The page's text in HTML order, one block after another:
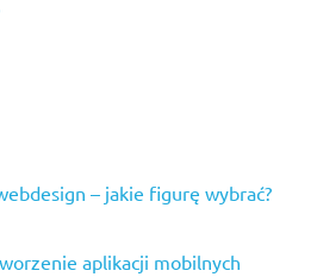
– jakie figurę wybrać?
aplikacji mobilnych